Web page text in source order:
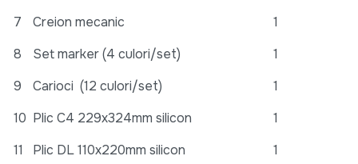
7
Creion mecanic
1
8
Set marker (4 culori/set)
1
9
Carioci (12 culori/set)
1
10 Plic C4 229x324mm silicon
1
11
Plic DL 110x220mm silicon
1